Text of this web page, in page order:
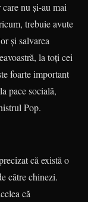
nu și-au mai
trebuie avute
și salvarea
la toți cei
foarte important
pace socială,
Pop.
că există o
către chinezi.
că